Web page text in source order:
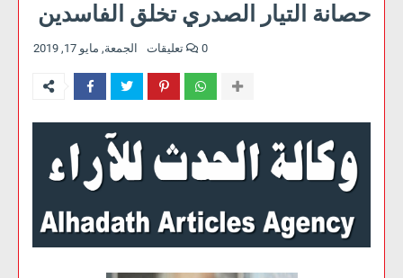
حصانة التيار الصدري تخلق الفاسدين
الجمعة, مايو 17, 2019 0 تعليقات